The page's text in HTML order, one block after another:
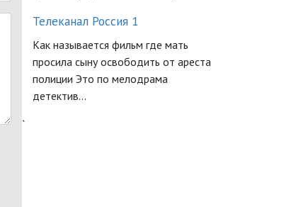
Телеканал Россия 1
Как называется фильм где мать
просила сыну освободить от ареста
полиции Это по мелодрама
детектив...
`